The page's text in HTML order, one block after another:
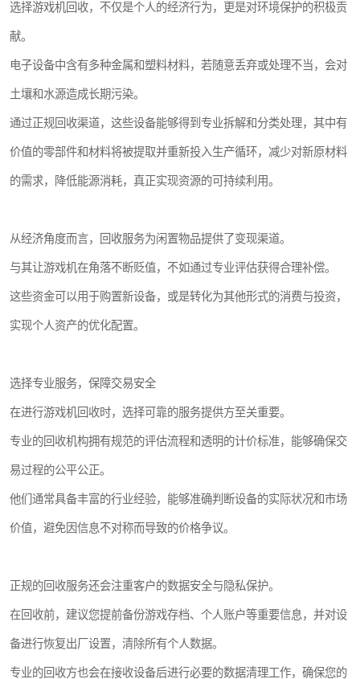
选择游戏机回收，不仅是个人的经济行为，更是对环境保护的积极贡
献。
电子设备中含有多种金属和塑料材料，若随意丢弃或处理不当，会对
土壤和水源造成长期污染。
通过正规回收渠道，这些设备能够得到专业拆解和分类处理，其中有
价值的零部件和材料将被提取并重新投入生产循环，减少对新原材料
的需求，降低能源消耗，真正实现资源的可持续利用。
从经济角度而言，回收服务为闲置物品提供了变现渠道。
与其让游戏机在角落不断贬值，不如通过专业评估获得合理补偿。
这些资金可以用于购置新设备，或是转化为其他形式的消费与投资，
实现个人资产的优化配置。
选择专业服务，保障交易安全
在进行游戏机回收时，选择可靠的服务提供方至关重要。
专业的回收机构拥有规范的评估流程和透明的计价标准，能够确保交
易过程的公平公正。
他们通常具备丰富的行业经验，能够准确判断设备的实际状况和市场
价值，避免因信息不对称而导致的价格争议。
正规的回收服务还会注重客户的数据安全与隐私保护。
在回收前，建议您提前备份游戏存档、个人账户等重要信息，并对设
备进行恢复出厂设置，清除所有个人数据。
专业的回收方也会在接收设备后进行必要的数据清理工作，确保您的